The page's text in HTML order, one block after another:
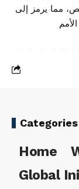
مما يرمز إلى
Categories
Home
Global